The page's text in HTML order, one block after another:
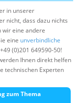
in unserer
nicht, dass dazu nichts
wir eine andere
eine unverbindliche
(0)201 649590-50!
Ihnen direkt helfen
technischen Experten
zum Thema